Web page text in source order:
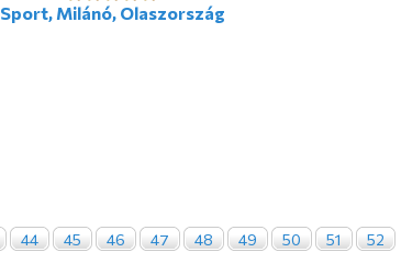
Sport, Milánó, Olaszország
44 45 46 47 48 49 50 51 52